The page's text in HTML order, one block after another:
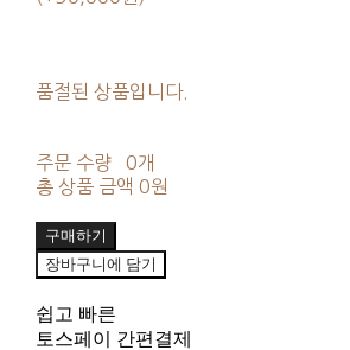
품절된 상품입니다.
주문 수량
0개
총 상품 금액 0원
구매하기
장바구니에 담기
쉽고 빠른
토스페이 간편결제